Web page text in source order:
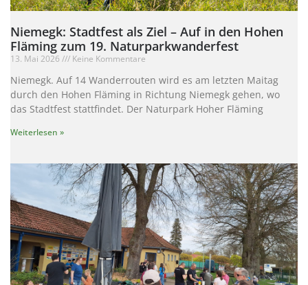
Niemegk: Stadtfest als Ziel – Auf in den Hohen
Fläming zum 19. Naturparkwanderfest
13. Mai 2026 Keine Kommentare
Niemegk. Auf 14 Wanderrouten wird es am letzten Maitag
durch den Hohen Fläming in Richtung Niemegk gehen, wo
das Stadtfest stattfindet. Der Naturpark Hoher Fläming
Weiterlesen »